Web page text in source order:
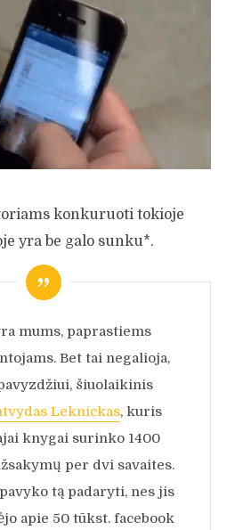
konkuruoti tokioje
yra be galo sunku*.
mums, paprastiems
Bet tai negalioja,
šiuolaikinis
Leknickas, kuris
knygai surinko 1400
per dvi savaites.
tą padaryti, nes jis
apie 50 tūkst. facebook